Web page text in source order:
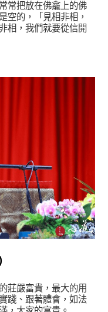
常把放在佛龕上的佛
空的，「見相非相，
相，我們就要從信開
莊嚴富貴，最大的用
踐、跟著體會，如法